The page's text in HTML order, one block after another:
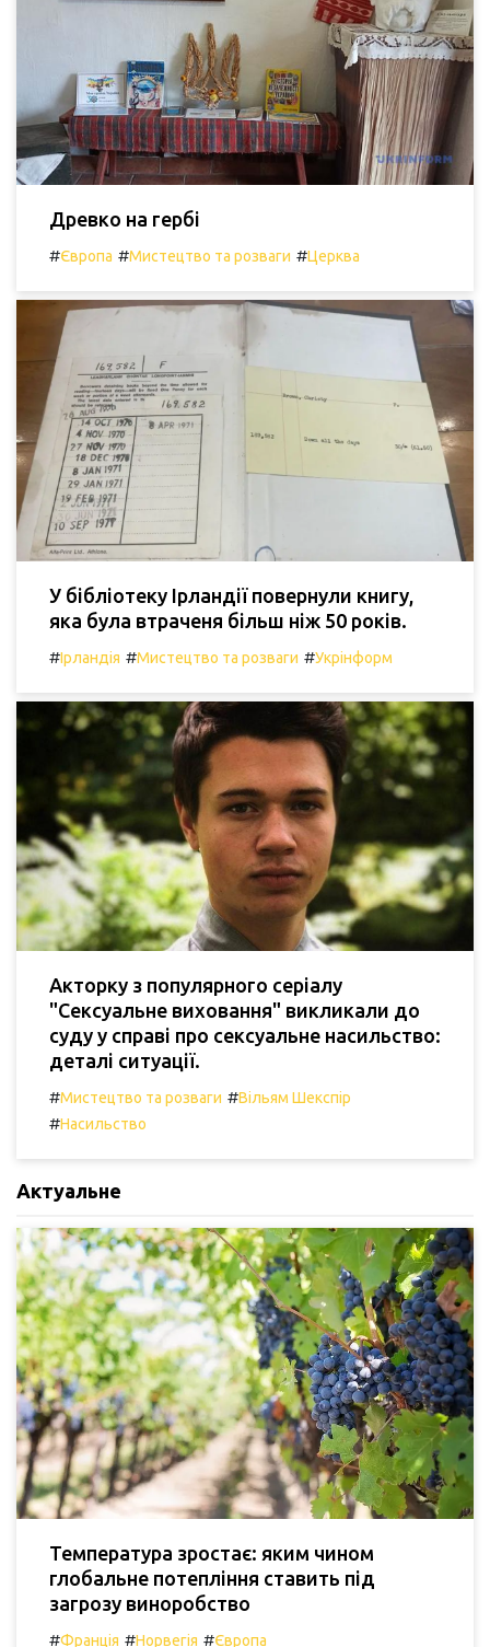
Древко на гербі
#Європа #Мистецтво та розваги #Церква
У бібліотеку Ірландії повернули книгу,
яка була втраченя більш ніж 50 років.
#Ірландія #Мистецтво та розваги #Укрінформ
Акторку з популярного серіалу
"Сексуальне виховання" викликали до
суду у справі про сексуальне насильство:
деталі ситуації.
#Мистецтво та розваги #Вільям Шекспір
#Насильство
Актуальне
Температура зростає: яким чином
глобальне потепління ставить під
загрозу виноробство
#Франція #Норвегія #Європа